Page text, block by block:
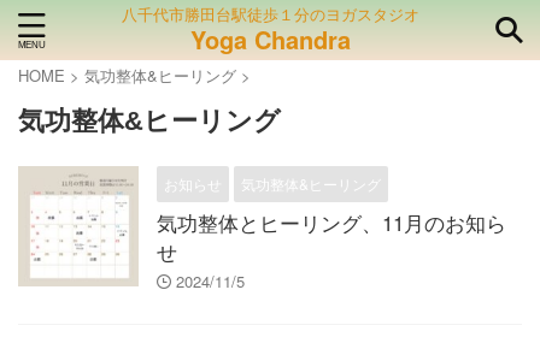
八千代市勝田台駅徒歩１分のヨガスタジオ
Yoga Chandra
HOME > 気功整体&ヒーリング >
気功整体&ヒーリング
お知らせ 気功整体&ヒーリング
気功整体とヒーリング、11月のお知ら
せ
2024/11/5